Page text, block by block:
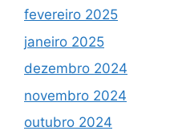
fevereiro 2025
janeiro 2025
dezembro 2024
novembro 2024
outubro 2024